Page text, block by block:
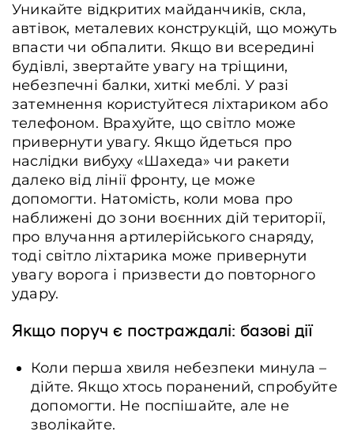
Уникайте відкритих майданчиків, скла,
автівок, металевих конструкцій, що можуть
впасти чи обпалити. Якщо ви всередині
будівлі, звертайте увагу на тріщини,
небезпечні балки, хиткі меблі. У разі
затемнення користуйтеся ліхтариком або
телефоном. Врахуйте, що світло може
привернути увагу. Якщо йдеться про
наслідки вибуху «Шахеда» чи ракети
далеко від лінії фронту, це може
допомогти. Натомість, коли мова про
наближені до зони воєнних дій території,
про влучання артилерійського снаряду,
тоді світло ліхтарика може привернути
увагу ворога і призвести до повторного
удару.
Якщо поруч є постраждалі: базові дії
Коли перша хвиля небезпеки минула –
дійте. Якщо хтось поранений, спробуйте
допомогти. Не поспішайте, але не
зволікайте.